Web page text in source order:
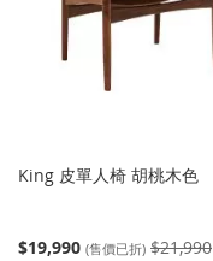
King 皮單人椅 胡桃木色
$19,990 (售價已折) $21,990